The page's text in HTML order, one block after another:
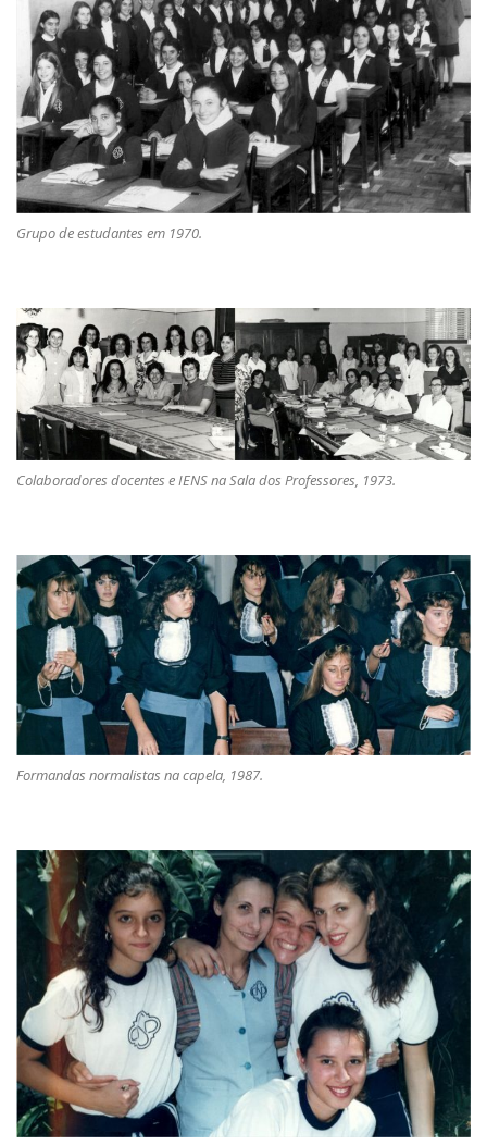
Grupo de estudantes em 1970.
Colaboradores docentes e IENS na Sala dos Professores, 1973.
Formandas normalistas na capela, 1987.